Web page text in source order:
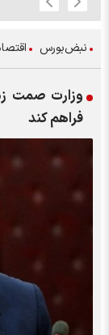
نبض‌بورس
وزارت صمت
فراهم کند